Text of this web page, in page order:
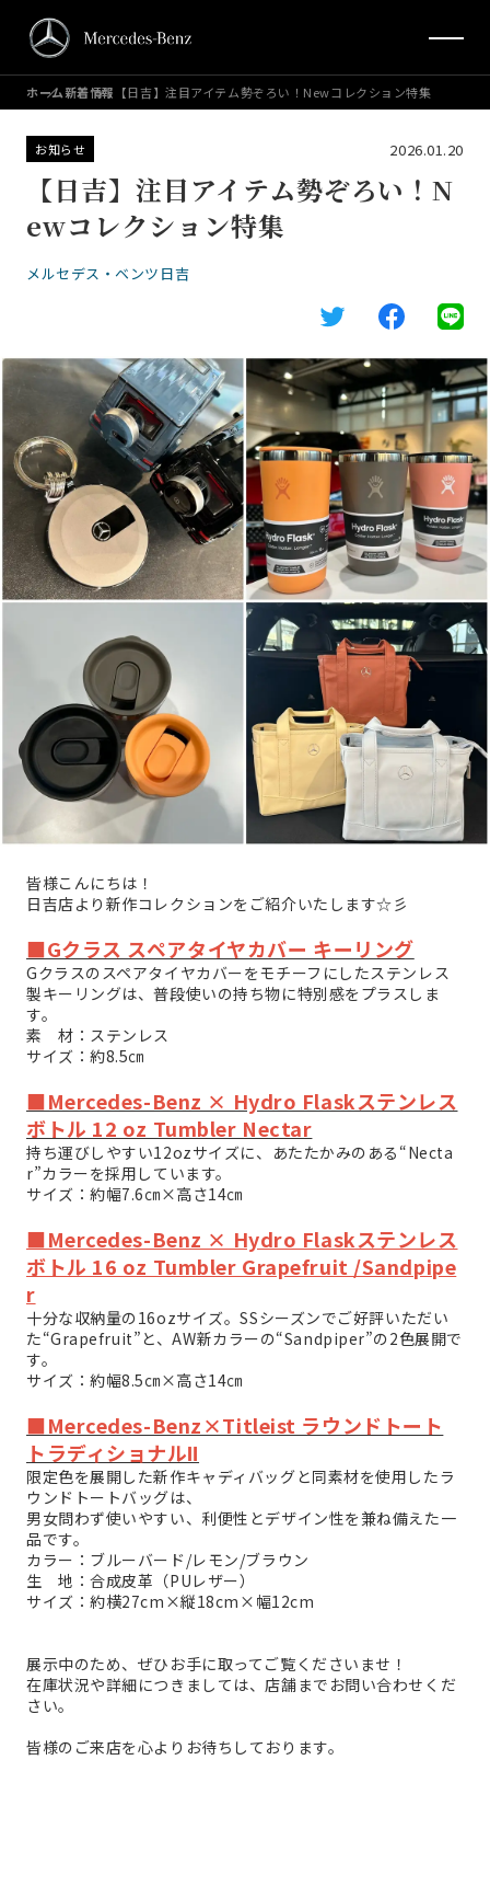
ホーム新着情報 【日吉】注目アイテム勢ぞろい！Newコレクション特集
お知らせ 2026.01.20
【日吉】注目アイテム勢ぞろい！N
ewコレクション特集
メルセデス・ベンツ日吉
皆様こんにちは！
日吉店より新作コレクションをご紹介いたします☆彡
■Gクラス スペアタイヤカバー キーリング
Gクラスのスペアタイヤカバーをモチーフにしたステンレス
製キーリングは、普段使いの持ち物に特別感をプラスしま
す。
素 材：ステンレス
サイズ：約8.5㎝
■Mercedes-Benz × Hydro Flaskステンレス
ボトル 12 oz Tumbler Nectar
持ち運びしやすい12ozサイズに、あたたかみのある“Necta
r”カラーを採用しています。
サイズ：約幅7.6㎝×高さ14㎝
■Mercedes-Benz × Hydro Flaskステンレス
ボトル 16 oz Tumbler Grapefruit /Sandpipe
r
十分な収納量の16ozサイズ。SSシーズンでご好評いただい
た“Grapefruit”と、AW新カラーの“Sandpiper”の2色展開で
す。
サイズ：約幅8.5㎝×高さ14㎝
■Mercedes-Benz×Titleist ラウンドトート
トラディショナルⅡ
限定色を展開した新作キャディバッグと同素材を使用したラ
ウンドトートバッグは、
男女問わず使いやすい、利便性とデザイン性を兼ね備えた一
品です。
カラー：ブルーバード/レモン/ブラウン
生 地：合成皮革（PUレザー）
サイズ：約横27cm×縦18cm×幅12cm
展示中のため、ぜひお手に取ってご覧くださいませ！
在庫状況や詳細につきましては、店舗までお問い合わせくだ
さい。
皆様のご来店を心よりお待ちしております。